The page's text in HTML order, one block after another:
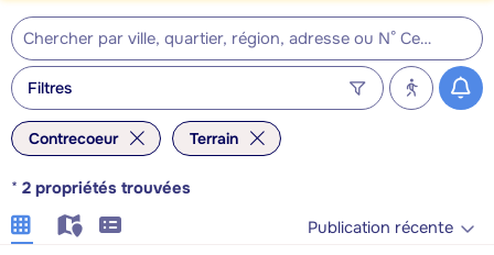
Filtres
Contrecoeur Terrain
* 2 propriétés trouvées
Publication récente